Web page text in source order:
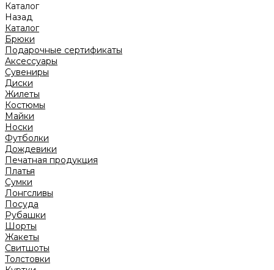
Каталог
Назад
Каталог
Брюки
Подарочные сертификаты
Аксессуары
Сувениры
Диски
Жилеты
Костюмы
Майки
Носки
Футболки
Дождевики
Печатная продукция
Платья
Сумки
Лонгсливы
Посуда
Рубашки
Шорты
Жакеты
Свитшоты
Толстовки